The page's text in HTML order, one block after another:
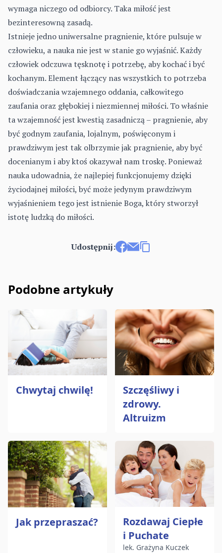
wymaga niczego od odbiorcy. Taka miłość jest
bezinteresowną zasadą.
Istnieje jedno uniwersalne pragnienie, które pulsuje w
człowieku, a nauka nie jest w stanie go wyjaśnić. Każdy
człowiek odczuwa tęsknotę i potrzebę, aby kochać i być
kochanym. Element łączący nas wszystkich to potrzeba
doświadczania wzajemnego oddania, całkowitego
zaufania oraz głębokiej i niezmiennej miłości. To właśnie
ta wzajemność jest kwestią zasadniczą – pragnienie, aby
być godnym zaufania, lojalnym, poświęconym i
prawdziwym jest tak olbrzymie jak pragnienie, aby być
docenianym i aby ktoś okazywał nam troskę. Ponieważ
nauka udowadnia, że najlepiej funkcjonujemy dzięki
życiodajnej miłości, być może jedynym prawdziwym
wyjaśnieniem tego jest istnienie Boga, który stworzył
istotę ludzką do miłości.
Udostępnij:
Podobne artykuły
Chwytaj chwilę!
Szczęśliwy i
zdrowy.
Altruizm
Jak przepraszać?
Rozdawaj Ciepłe
i Puchate
lek. Grażyna Kuczek